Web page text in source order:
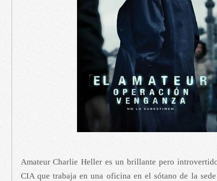
Amateur Charlie Heller es un brillante pero
CIA que trabaja en una oficina en el sótano de la